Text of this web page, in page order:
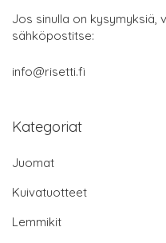
Jos sinulla on kysymyksiä,
sähköpostitse:
info@risetti.fi
Kategoriat
Juomat
Kuivatuotteet
Lemmikit